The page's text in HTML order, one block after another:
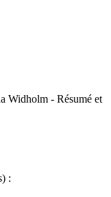
Widholm - Résumé et
: